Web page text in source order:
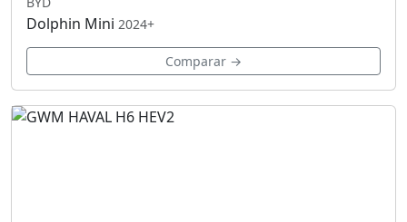
Dolphin Mini 2024+
Comparar →